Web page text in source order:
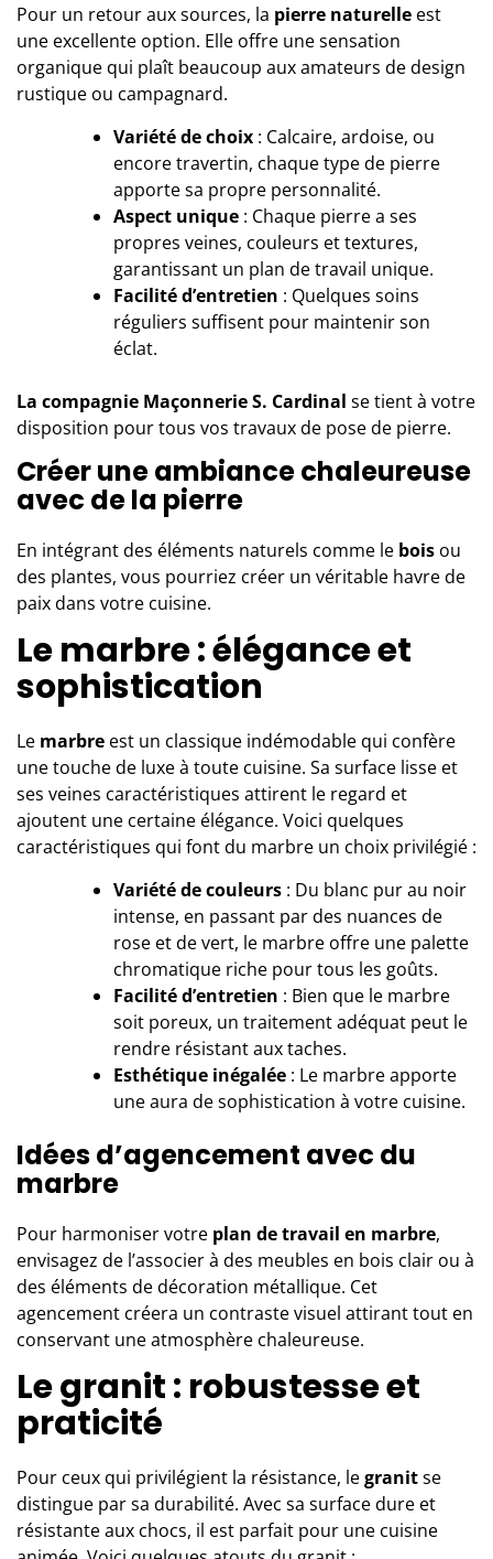
Pour un retour aux sources, la pierre naturelle est
une excellente option. Elle offre une sensation
organique qui plaît beaucoup aux amateurs de design
rustique ou campagnard.
Variété de choix : Calcaire, ardoise, ou
encore travertin, chaque type de pierre
apporte sa propre personnalité.
Aspect unique : Chaque pierre a ses
propres veines, couleurs et textures,
garantissant un plan de travail unique.
Facilité d’entretien : Quelques soins
réguliers suffisent pour maintenir son
éclat.
La compagnie Maçonnerie S. Cardinal se tient à votre
disposition pour tous vos travaux de pose de pierre.
Créer une ambiance chaleureuse
avec de la pierre
En intégrant des éléments naturels comme le bois ou
des plantes, vous pourriez créer un véritable havre de
paix dans votre cuisine.
Le marbre : élégance et
sophistication
Le marbre est un classique indémodable qui confère
une touche de luxe à toute cuisine. Sa surface lisse et
ses veines caractéristiques attirent le regard et
ajoutent une certaine élégance. Voici quelques
caractéristiques qui font du marbre un choix privilégié :
Variété de couleurs : Du blanc pur au noir
intense, en passant par des nuances de
rose et de vert, le marbre offre une palette
chromatique riche pour tous les goûts.
Facilité d’entretien : Bien que le marbre
soit poreux, un traitement adéquat peut le
rendre résistant aux taches.
Esthétique inégalée : Le marbre apporte
une aura de sophistication à votre cuisine.
Idées d’agencement avec du
marbre
Pour harmoniser votre plan de travail en marbre,
envisagez de l’associer à des meubles en bois clair ou à
des éléments de décoration métallique. Cet
agencement créera un contraste visuel attirant tout en
conservant une atmosphère chaleureuse.
Le granit : robustesse et
praticité
Pour ceux qui privilégient la résistance, legranitse
distingue par sa durabilité. Avec sa surface dure et
résistante aux chocs, il est parfait pour une cuisine